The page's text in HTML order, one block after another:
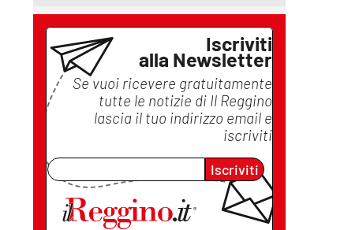
Iscriviti
alla Newsletter
Se vuoi ricevere gratuitamente
tutte le notizie di Il Reggino
lascia il tuo indirizzo email e
iscriviti
Iscriviti